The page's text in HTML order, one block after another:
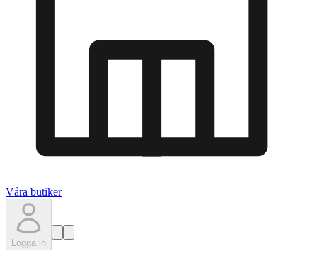
Våra butiker
Logga in